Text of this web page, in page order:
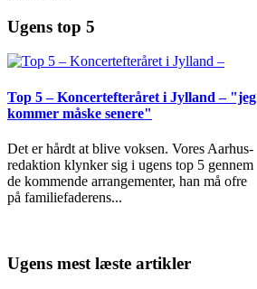
Ugens top 5
Top 5 – Koncertefteråret i Jylland – "jeg
kommer måske senere"
Det er hårdt at blive voksen. Vores Aarhus-
redaktion klynker sig i ugens top 5 gennem
de kommende arrangementer, han må ofre
på familiefaderens...
Ugens mest læste artikler